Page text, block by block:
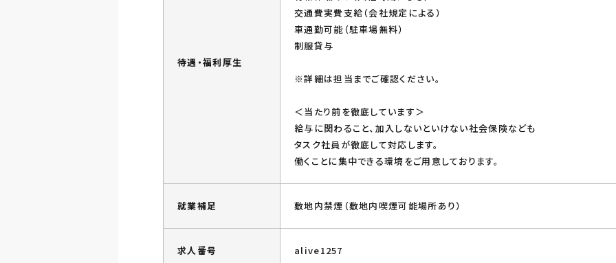
待遇・福利厚生
交通費実費支給（会社規定による）
車通勤可能（駐車場無料）
制服貸与
※詳細は担当までご確認ください。
＜当たり前を徹底しています＞
給与に関わること、加入しないといけない社会保険なども
タスク社員が徹底して対応します。
働くことに集中できる環境をご用意しております。
就業補足 敷地内禁煙（敷地内喫煙可能場所あり）
求人番号 alive1257